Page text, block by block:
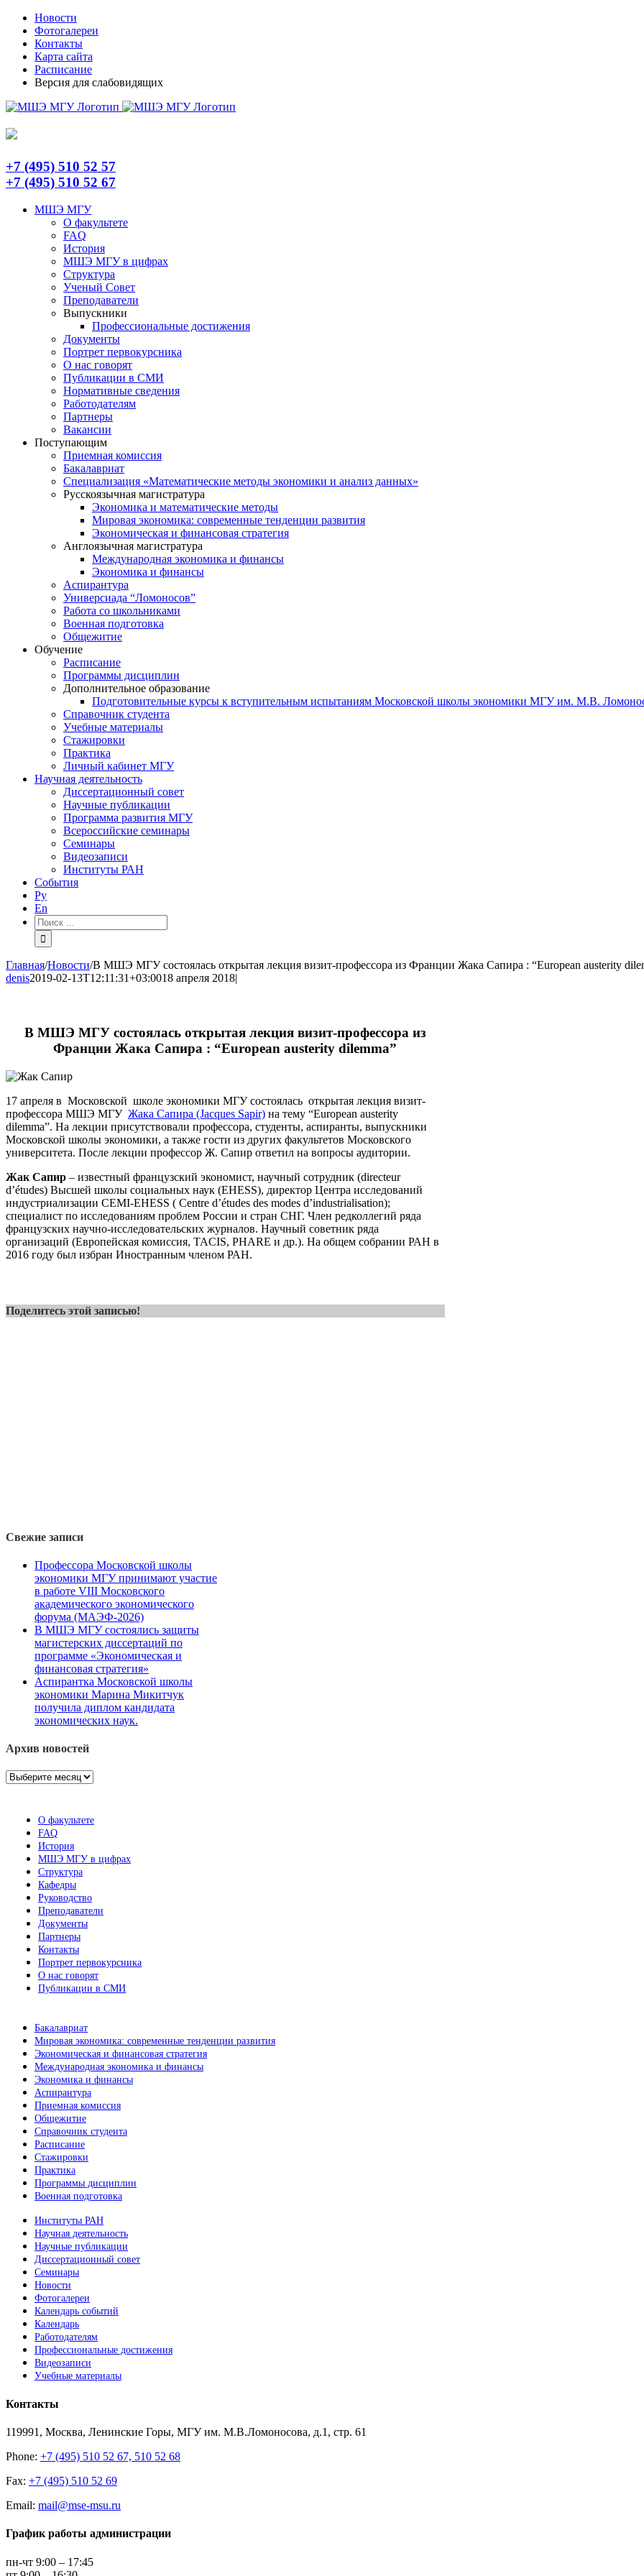
Skip
content
TelegramНовости
Фотогалереи
Контакты
Карта сайта
Расписание
Версия для слабовидящих
+7 (495) 510 52 57
+7 (495) 510 52 67
МШЭ МГУ
О факультете
FAQ
История
МШЭ МГУ в цифрах
Структура
Ученый Совет
Преподаватели
Выпускники
Профессиональные достижения
Документы
Портрет первокурсника
О нас говорят
Публикации в СМИ
Нормативные сведения
Работодателям
Партнеры
Вакансии
Поступающим
Приемная комиссия
Бакалавриат
Специализация «Математические методы экономики и анализ данных»
Русскоязычная магистратура
Экономика и математические методы
Мировая экономика: современные тенденции развития
Экономическая и финансовая стратегия
Англоязычная магистратура
Международная экономика и финансы
Экономика и финансы
Аспирантура
Универсиада “Ломоносов”
Работа со школьниками
Военная подготовка
Общежитие
Обучение
Расписание
Программы дисциплин
Дополнительное образование
Подготовительные курсы к вступительным испытаниям Московской школы экономики МГУ им. М.В.
Справочник студента
Учебные материалы
Стажировки
Практика
Личный кабинет МГУ
Научная деятельность
Диссертационный совет
Научные публикации
Программа развития МГУ
Всероссийские семинары
Семинары
Видеозаписи
Институты РАН
События
Ру
En
Результат
поиска:
Главная/Новости/В МШЭ МГУ состоялась открытая лекция визит-профессора из Франции Жака Сапира : “Еuropean austerity
denis2019-02-13T12:11:31+03:0018 апреля 2018|
В МШЭ МГУ состоялась открытая лекция визит-профессора из
Франции Жака Сапира : “Еuropean austerity dilemma”
17 апреля в Московской школе экономики МГУ состоялась открытая лекция визит-
профессора МШЭ МГУ Жака Сапира (Jacques Sapir) на тему “Еuropean austerity
dilemma”. На лекции присутствовали профессора, студенты, аспиранты, выпускники
Московской школы экономики, а также гости из других факультетов Московского
университета. После лекции профессор Ж. Сапир ответил на вопросы аудитории.
Жак Сапир – известный французский экономист, научный сотрудник (directeur
d’études) Высшей школы социальных наук (EHESS), директор Центра исследований
индустриализации CEMI-EHESS ( Centre d’études des modes d’industrialisation);
специалист по исследованиям проблем России и стран СНГ. Член редколлегий ряда
французских научно-исследовательских журналов. Научный советник ряда
организаций (Европейская комиссия, TACIS, PHARE и др.). На общем собрании РАН в
2016 году был избран Иностранным членом РАН.
Поделитесь этой записью!
Свежие записи
Профессора Московской школы
экономики МГУ принимают участие
в работе VIII Московского
академического экономического
форума (МАЭФ-2026)
В МШЭ МГУ состоялись защиты
магистерских диссертаций по
программе «Экономическая и
финансовая стратегия»
Аспирантка Московской школы
экономики Марина Микитчук
получила диплом кандидата
экономических наук.
Архив новостей
Архив
О факультете
FAQ
История
МШЭ МГУ в цифрах
Структура
Кафедры
Руководство
Преподаватели
Документы
Партнеры
Контакты
Портрет первокурсника
О нас говорят
Публикации в СМИ
Бакалавриат
Мировая экономика: современные тенденции развития
Экономическая и финансовая стратегия
Международная экономика и финансы
Экономика и финансы
Аспирантура
Приемная комиссия
Общежитие
Справочник студента
Расписание
Стажировки
Практика
Программы дисциплин
Военная подготовка
Институты РАН
Научная деятельность
Научные публикации
Диссертационный совет
Семинары
Новости
Фотогалереи
Календарь событий
Календарь
Работодателям
Профессиональные достижения
Видеозаписи
Учебные материалы
Контакты
119991, Москва, Ленинские Горы, МГУ им. М.В.Ломоносова, д.1, стр. 61
Phone: +7 (495) 510 52 67, 510 52 68
Fax: +7 (495) 510 52 69
Email: mail@mse-msu.ru
График работы администрации
пн-чт 9:00 – 17:45